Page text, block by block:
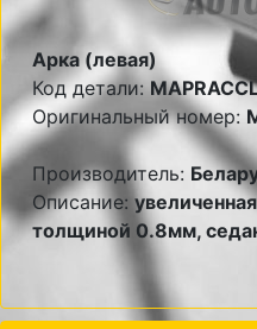
Арка (левая)
Код детали:
Оригинальный номер:
Производитель:
Описание:
толщиной 0.8мм,